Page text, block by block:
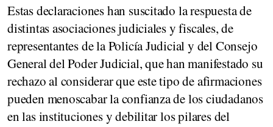
Estas declaraciones han suscitado la respuesta de
distintas asociaciones judiciales y fiscales, de
representantes de la Policía Judicial y del Consejo
General del Poder Judicial, que han manifestado su
rechazo al considerar que este tipo de afirmaciones
pueden menoscabar la confianza de los ciudadanos
en las instituciones y debilitar los pilares del